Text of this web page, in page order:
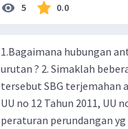
5 0.0
1.Bagaimana hubungan
urutan ? 2. Simaklah beberapa peraturan perundangan apakah peraturan
tersebut SBG terjemahan
UU no 12 Tahun 2011, UU no
peraturan perundangan